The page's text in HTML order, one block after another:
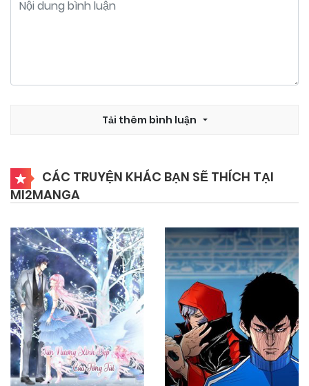
Chapter 50 25/09/2024
Chapter 45 25/09/2024
Chapter 44 25/09/2024
Chapter 43 25/09/2024
Chapter 42 25/09/2024
Tải thêm bình luận
CÁC TRUYỆN KHÁC BẠN SẼ THÍCH TẠI
MI2MANGA